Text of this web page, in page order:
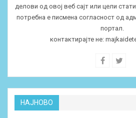
делови од овој веб сајт или цели
потребна е писмена согласност од
портал.
контактирајте не:
НАЈНОВО